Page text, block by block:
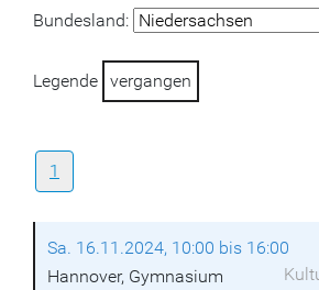
Bundesland:
Legende vergangen
1
Sa. 16.11.2024, 10:00 bis 16:00
Hannover, Gymnasium